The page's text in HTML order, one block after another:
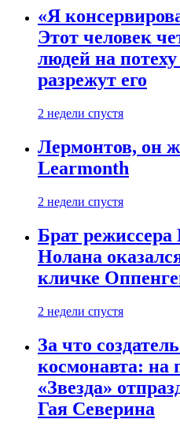
«Я
Этот человек
людей на
разрежут его
2 недели спустя
Лермонтов, он
Learmonth
2 недели спустя
Брат режиссера
Нолана
кличке
2 недели спустя
За что
космонавта: на
«Звезда»
Гая Северина